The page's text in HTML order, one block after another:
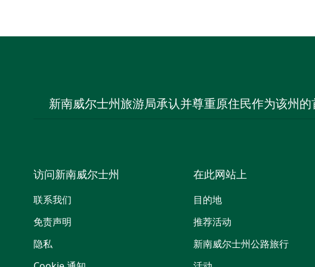
新南威尔士州旅游局承认并尊重原住民作为该州
访问新南威尔士州
联系我们
免责声明
隐私
在此网站上
目的地
推荐活动
新南威尔士州公路旅行